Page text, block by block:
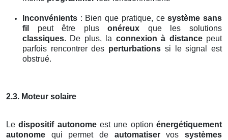
Inconvénients : Bien que pratique, cesystème sans
fil
peut être plusonéreux que les solutions
classiques. De plus, la connexion à distancepeut
parfois rencontrer des perturbations si le signal est
obstrué.
2.3. Moteur solaire
Ledispositif autonomeest une optionénergétiquement
autonome qui permet de automatiservossystèmes